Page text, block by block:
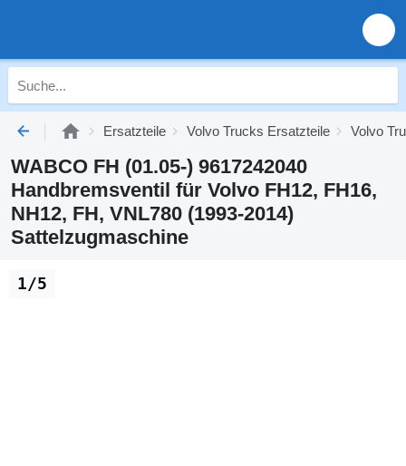
Ersatzteile Volvo Trucks Ersatzteile Volvo
WABCO FH (01.05-) 9617242040
Handbremsventil für Volvo FH12, FH16,
NH12, FH, VNL780 (1993-2014)
Sattelzugmaschine
1/5